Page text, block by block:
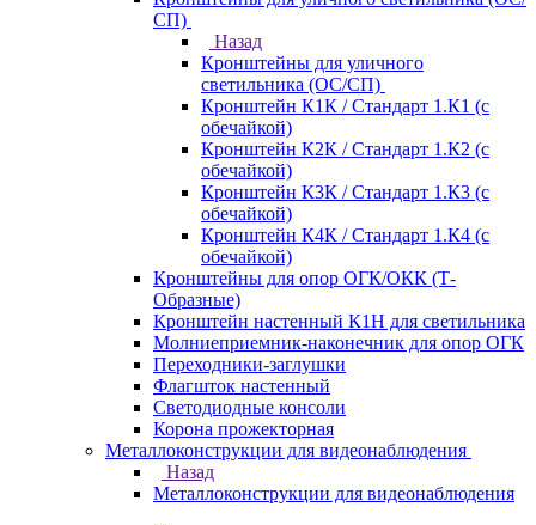
СП)
Назад
Кронштейны для уличного
светильника (ОС/СП)
Кронштейн К1К / Стандарт 1.К1 (с
обечайкой)
Кронштейн К2К / Стандарт 1.К2 (с
обечайкой)
Кронштейн К3К / Стандарт 1.К3 (с
обечайкой)
Кронштейн К4К / Стандарт 1.К4 (с
обечайкой)
Кронштейны для опор ОГК/ОКК (Т-
Образные)
Кронштейн настенный К1Н для светильника
Молниеприемник-наконечник для опор ОГК
Переходники-заглушки
Флагшток настенный
Светодиодные консоли
Корона прожекторная
Металлоконструкции для видеонаблюдения
Назад
Металлоконструкции для видеонаблюдения